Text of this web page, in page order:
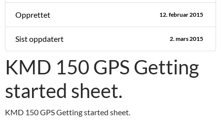
Opprettet 12. februar 2015
Sist oppdatert 2. mars 2015
KMD 150 GPS Getting
started sheet.
KMD 150 GPS Getting started sheet.